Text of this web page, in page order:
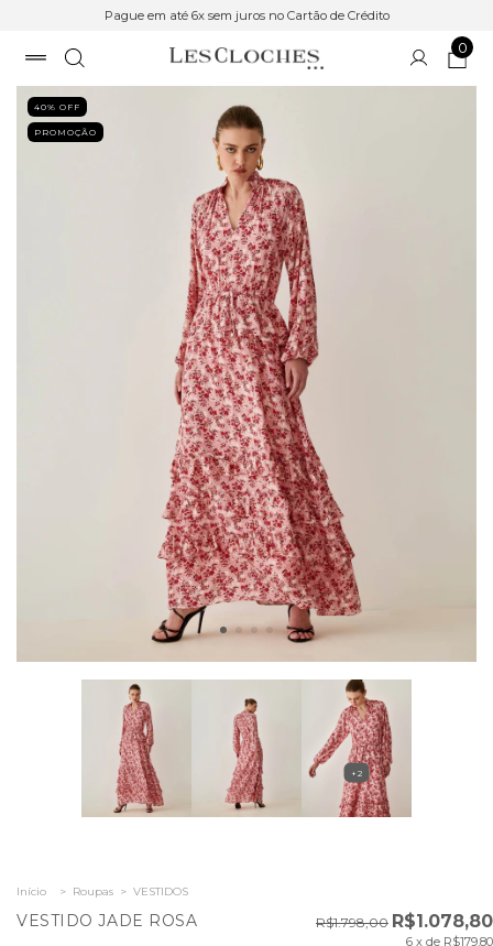
Pague em até 6x sem juros no Cartão de Crédito
0
+2
40% OFF
PROMOÇÃO
Início > Roupas > VESTIDOS
VESTIDO JADE ROSA R$1.798,00 R$1.078,80
6 x de R$179,80